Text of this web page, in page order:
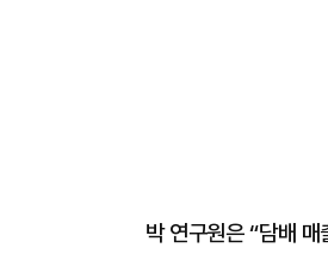
박 연구원은 “담배